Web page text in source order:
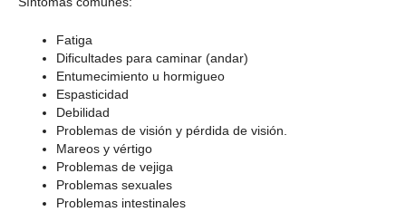
Fatiga
Dificultades para caminar (andar)
Entumecimiento u hormigueo
Espasticidad
Debilidad
Problemas de visión y pérdida de visión.
Mareos y vértigo
Problemas de vejiga
Problemas sexuales
Problemas intestinales